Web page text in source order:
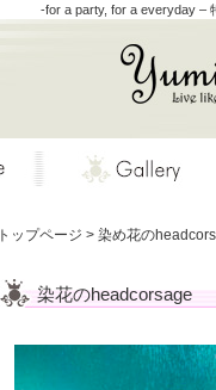
-for a party, for a everyday –
トップページ > 染め花の
染花のheadcorsage